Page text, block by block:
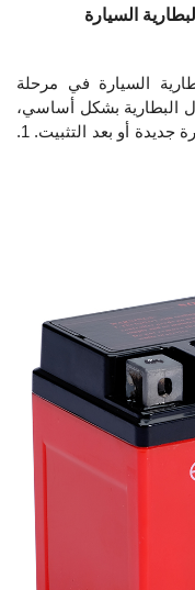
السيارة
السيارة في مرحلة
البطارية بشكل أساسي،
لذلك يجب أن تبدأ صيانة البطارية من سيارة جديدة أو بعد التثبيت. 1.